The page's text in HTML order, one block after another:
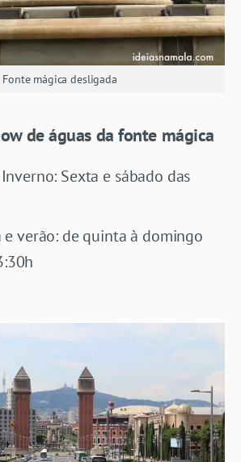
Fonte mágica desligada
de águas da fonte mágica
Sexta e sábado das
e verão: de quinta à domingo